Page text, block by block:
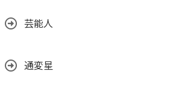
芸能人
通変星